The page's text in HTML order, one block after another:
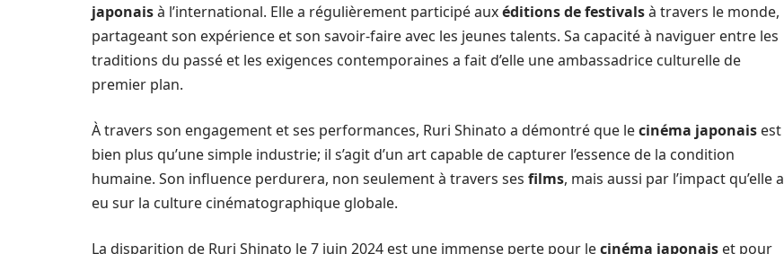
japonaisà l’international. Elle a régulièrement participé auxéditions de festivalsà travers le monde,
partageant son expérience et son savoir-faire avec les jeunes talents. Sa capacité à naviguer entre les
traditions du passé et les exigences contemporaines a fait d’elle une ambassadrice culturelle de
premier plan.
À travers son engagement et ses performances, Ruri Shinato a démontré que lecinéma japonais est
bien plus qu’une simple industrie; il s’agit d’un art capable de capturer l’essence de la condition
humaine. Son influence perdurera, non seulement à travers ses films, mais aussi par l’impact qu’elle a
eu sur la culture cinématographique globale.
La disparition de Ruri Shinato le 7 juin 2024 est une immense perte pour lecinéma japonais et pour